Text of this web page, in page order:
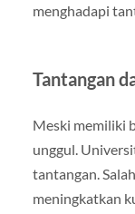
menghadapi
Tantangan
Meski memiliki
unggul.
tantangan.
meningkatkan